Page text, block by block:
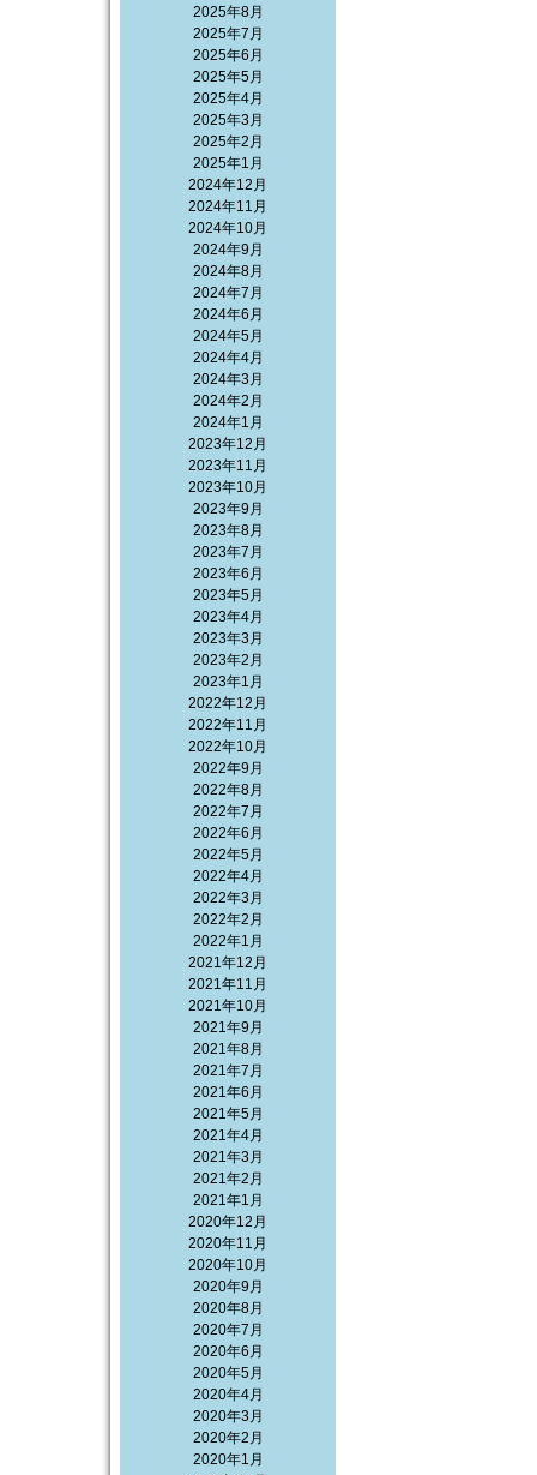
2025年8月
2025年7月
2025年6月
2025年5月
2025年4月
2025年3月
2025年2月
2025年1月
2024年12月
2024年11月
2024年10月
2024年9月
2024年8月
2024年7月
2024年6月
2024年5月
2024年4月
2024年3月
2024年2月
2024年1月
2023年12月
2023年11月
2023年10月
2023年9月
2023年8月
2023年7月
2023年6月
2023年5月
2023年4月
2023年3月
2023年2月
2023年1月
2022年12月
2022年11月
2022年10月
2022年9月
2022年8月
2022年7月
2022年6月
2022年5月
2022年4月
2022年3月
2022年2月
2022年1月
2021年12月
2021年11月
2021年10月
2021年9月
2021年8月
2021年7月
2021年6月
2021年5月
2021年4月
2021年3月
2021年2月
2021年1月
2020年12月
2020年11月
2020年10月
2020年9月
2020年8月
2020年7月
2020年6月
2020年5月
2020年4月
2020年3月
2020年2月
2020年1月